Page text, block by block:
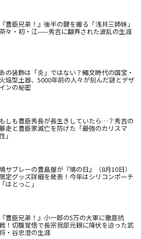
『豊臣兄弟！』後半の鍵を握る「浅井三姉妹」
茶々・初・江——秀吉に翻弄された波乱の生涯
あの装飾は「炎」ではない？縄文時代の国宝・
火焔型土器、5000年前の人々が刻んだ謎とデザ
インの秘密
もしも豊臣秀長が長生きしていたら…？秀吉の
走と豊臣家滅亡を防げた「最強のカリスマ
」
サブレーの豊島屋が『鳩の日』（8月10日）
限定グッズ詳細を発表！今年はシリコンポーチ
「はとっこ」
『豊臣兄弟！』小一郎の5万の大軍に徹底抗
！切腹覚悟で長宗我部元親に降伏を迫った武
・谷忠澄の生涯